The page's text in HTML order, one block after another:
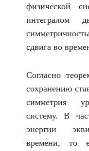
физической
интегралом
сдвига во
Согласно
сохранению
симметрия
систему. В
энергии
времени, то